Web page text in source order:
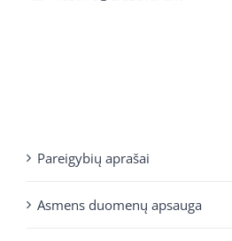
Pareigybių aprašai
Asmens duomenų apsauga